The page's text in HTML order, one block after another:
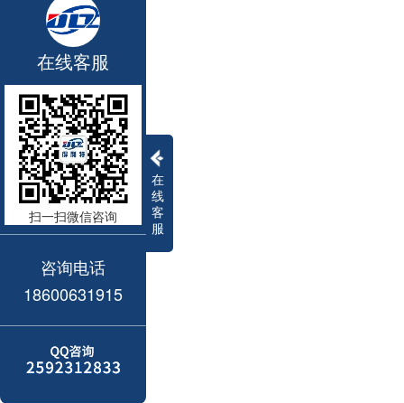
在
线
客
服
在线客服
扫一扫微信咨询
咨询电话
18600631915